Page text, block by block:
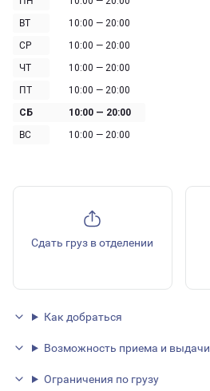
ВТ
10:00 — 20:00
СР
10:00 — 20:00
ЧТ
10:00 — 20:00
ПТ
10:00 — 20:00
СБ
10:00 — 20:00
ВС
10:00 — 20:00
Сдать груз в отделении
Как добраться
Возможность приема и выдачи
Ограничения по грузу